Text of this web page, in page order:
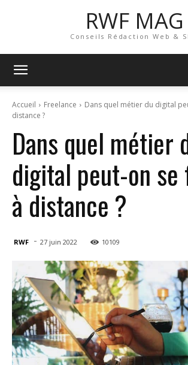
RWF MAG
Conseils Rédaction Web &
Accueil Freelance
Dans quel métier du digital
distance ?
Dans quel métier
digital peut-on
à distance ?
RWF - 27 juin 2022 10109